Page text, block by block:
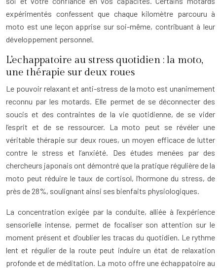
expérimentés confessent que chaque kilomètre parcouru à
moto est une leçon apprise sur soi-même, contribuant à leur
développement personnel.
L’echappatoire au stress quotidien : la moto,
une thérapie sur deux roues
Le pouvoir relaxant et anti-stress de la moto est unanimement
reconnu par les motards. Elle permet de se déconnecter des
soucis et des contraintes de la vie quotidienne, de se vider
l’esprit et de se ressourcer. La moto peut se révéler une
véritable thérapie sur deux roues, un moyen efficace de lutter
contre le stress et l’anxiété. Des études menées par des
chercheurs japonais ont démontré que la pratique régulière de la
moto peut réduire le taux de cortisol, l’hormone du stress, de
près de 28%, soulignant ainsi ses bienfaits physiologiques.
La concentration exigée par la conduite, alliée à l’expérience
sensorielle intense, permet de focaliser son attention sur le
moment présent et d’oublier les tracas du quotidien. Le rythme
lent et régulier de la route peut induire un état de relaxation
profonde et de méditation. La moto offre une échappatoire au